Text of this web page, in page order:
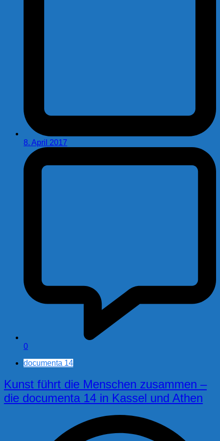
8. April 2017
0
documenta 14
Kunst führt die Menschen zusammen –
die documenta 14 in Kassel und Athen